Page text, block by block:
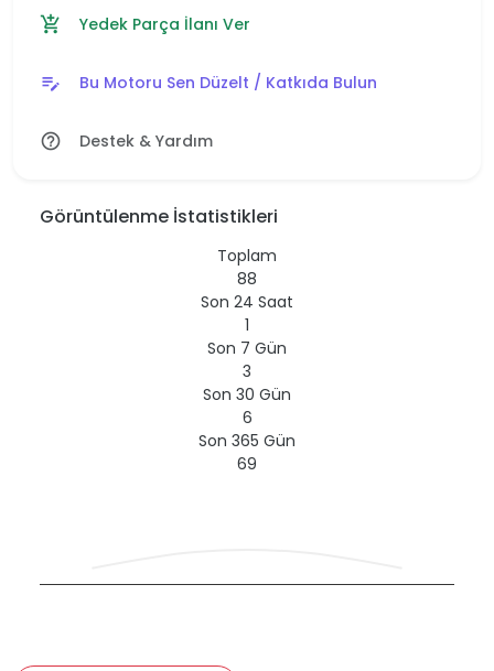
add_shopping_cart Yedek Parça İlanı Ver
edit_note Bu Motoru Sen Düzelt / Katkıda Bulun
help_outline Destek & Yardım
Görüntülenme İstatistikleri
Toplam
88
Son 24 Saat
1
Son 7 Gün
3
Son 30 Gün
6
Son 365 Gün
69